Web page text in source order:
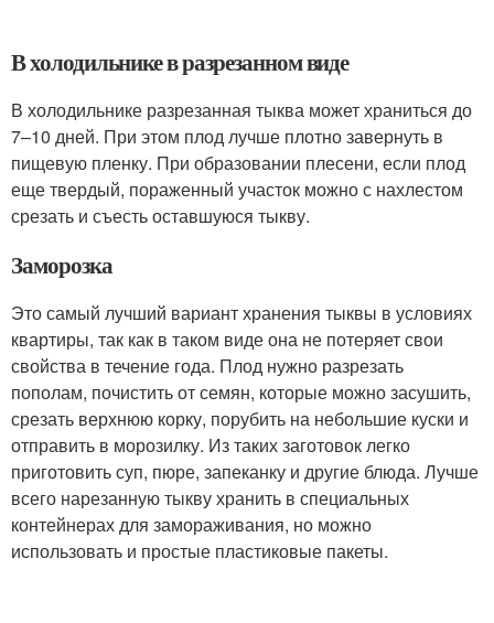
В холодильнике в разрезанном виде
В холодильнике разрезанная тыква может храниться до
7–10 дней. При этом плод лучше плотно завернуть в
пищевую пленку. При образовании плесени, если плод
еще твердый, пораженный участок можно с нахлестом
срезать и съесть оставшуюся тыкву.
Заморозка
Это самый лучший вариант хранения тыквы в условиях
квартиры, так как в таком виде она не потеряет свои
свойства в течение года. Плод нужно разрезать
пополам, почистить от семян, которые можно засушить,
срезать верхнюю корку, порубить на небольшие куски и
отправить в морозилку. Из таких заготовок легко
приготовить суп, пюре, запеканку и другие блюда. Лучше
всего нарезанную тыкву хранить в специальных
контейнерах для замораживания, но можно
использовать и простые пластиковые пакеты.